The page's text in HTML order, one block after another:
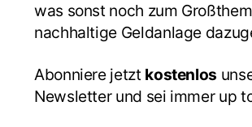
was sonst noch zum
nachhaltige Geldanlage
Abonniere jetzt kostenlos
Newsletter und sei immer up